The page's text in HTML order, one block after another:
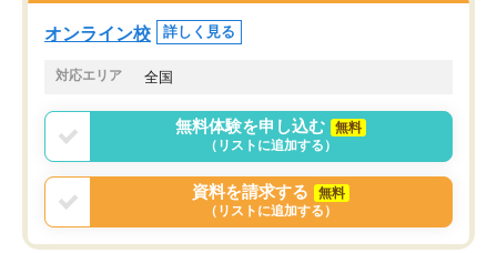
オンライン校 詳しく見る
対応エリア 全国
無料体験を申し込む
無料
（リストに追加する）
資料を請求する
無料
（リストに追加する）